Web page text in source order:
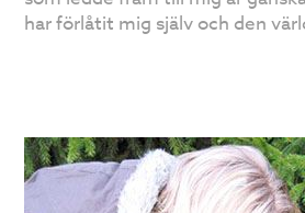
har förlåtit mig själv och den